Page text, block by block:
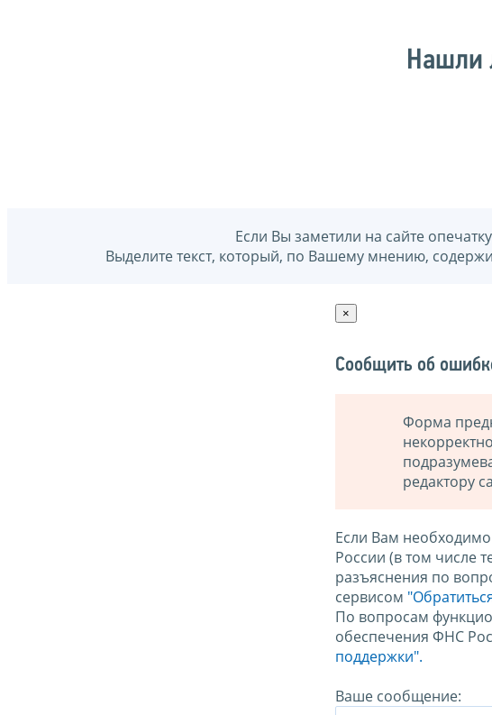
Нашли
Если Вы заметили на сайте
Выделите текст, который, по Вашему мнению,
×
Сообщить об
Форма
редактору
Если Вам
России (в том числе
разъяснения по
сервисом
По вопросам
обеспечения ФНС
поддержки".
Ваше сообщение: